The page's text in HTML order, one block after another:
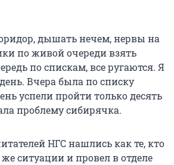
дышать нечем, нервы на
по живой очереди взять
по спискам, все ругаются. Я
Вчера была по списку
успели пройти только десять
проблему сибирячка.
НГС нашлись как те, кто
ситуации и провел в отделе